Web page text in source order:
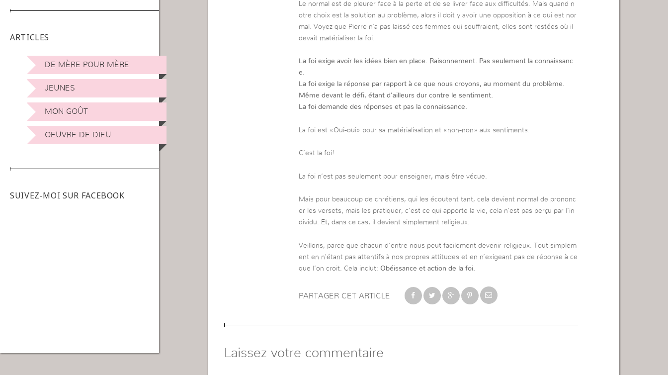
ARTICLES
DE MÈRE POUR MÈRE
JEUNES
MON GOÛT
OEUVRE DE DIEU
SUIVEZ-MOI SUR FACEBOOK
Le normal est de pleurer face à la perte et de se livrer face aux difficultés. Mais quand n
otre choix est la solution au problème, alors il doit y avoir une opposition à ce qui est nor
mal. Voyez que Pierre n’a pas laissé ces femmes qui souffraient, elles sont restées où il
devait matérialiser la foi.
La foi exige avoir les idées bien en place. Raisonnement. Pas seulement la connaissanc
e.
La foi exige la réponse par rapport à ce que nous croyons, au moment du problème.
Même devant le défi, étant d’ailleurs dur contre le sentiment.
La foi demande des réponses et pas la connaissance.
La foi est «Oui-oui» pour sa matérialisation et «non-non» aux sentiments.
C’est la foi!
La foi n’est pas seulement pour enseigner, mais être vécue.
Mais pour beaucoup de chrétiens, qui les écoutent tant, cela devient normal de prononc
er les versets, mais les pratiquer, c’est ce qui apporte la vie, cela n’est pas perçu par l’in
dividu. Et, dans ce cas, il devient simplement religieux.
Veillons, parce que chacun d’entre nous peut facilement devenir religieux. Tout simplem
ent en n’étant pas attentifs à nos propres attitudes et en n’exigeant pas de réponse à ce
que l’on croit. Cela inclut: Obéissance et action de la foi.
PARTAGER CET ARTICLE
Laissez votre commentaire